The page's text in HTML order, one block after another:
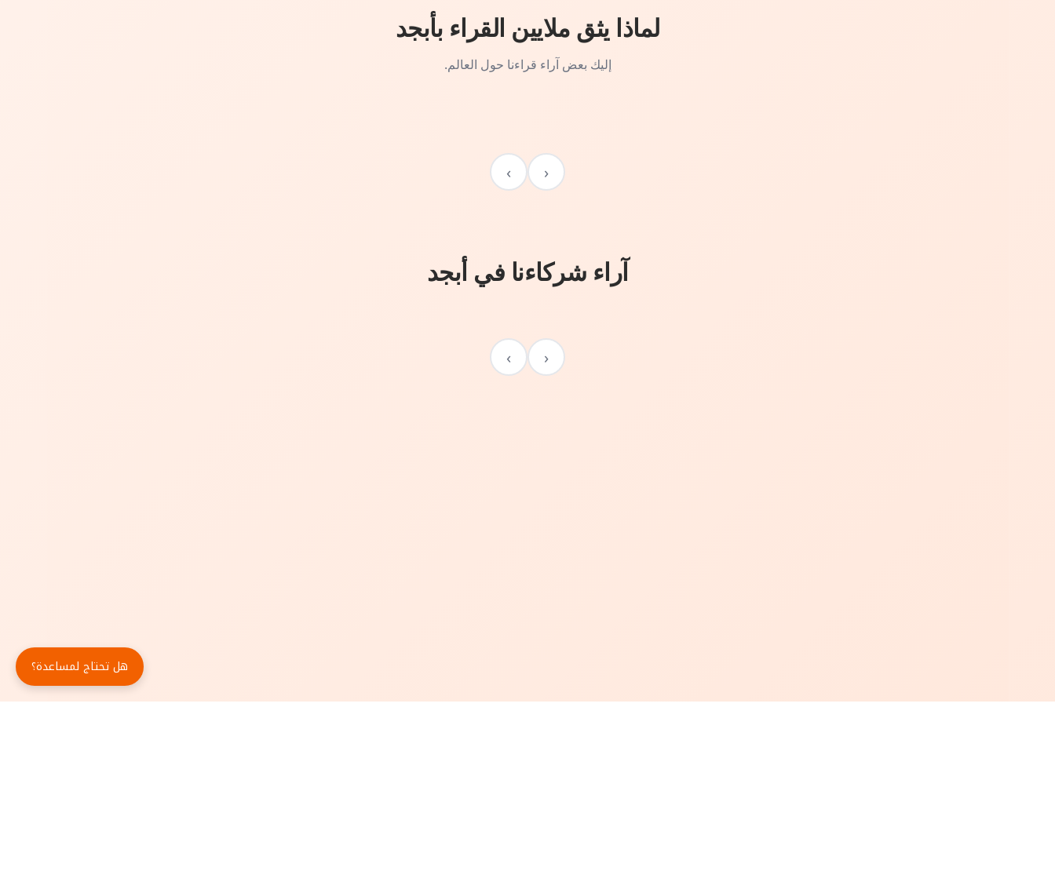
لماذا يثق ملايين القراء بأبجد
إليك بعض آراء قراءنا حول العالم.
‹
›
آراء شركاءنا في أبجد
‹
›
هل تحتاج لمساعدة؟